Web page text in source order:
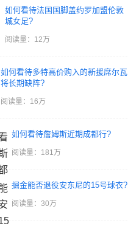
如何看待法国国脚盖约罗加盟伦敦
城女足?
阅读量：12万
如何看待多特高价购入的新援席尔瓦
将长期缺阵?
阅读量：16万
如何看待詹姆斯近期成都行?
阅读量：181万
掘金能否退役安东尼的15号球衣?
阅读量：30万